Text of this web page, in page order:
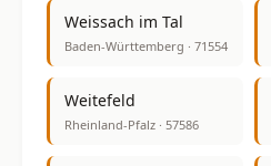
Weissach im Tal
Baden-Württemberg · 71554
Weitefeld
Rheinland-Pfalz · 57586